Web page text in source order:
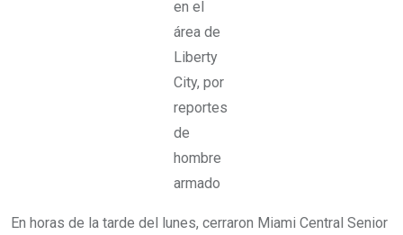
en el
área de
Liberty
City, por
reportes
de
hombre
armado
En horas de la tarde del lunes, cerraron Miami Central Senior